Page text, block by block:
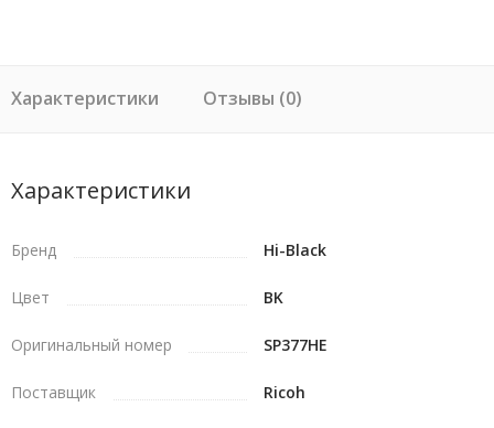
Характеристики Отзывы (0)
Характеристики
Бренд Hi-Black
Цвет BK
Оригинальный номер SP377HE
Поставщик Ricoh